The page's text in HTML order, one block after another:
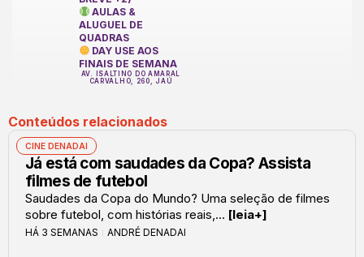
AULAS &
ALUGUEL DE
QUADRAS
DAY USE AOS
FINAIS DE SEMANA
AV. ISALTINO DO AMARAL
CARVALHO, 260, JAÚ
Conteúdos relacionados
CINE DENADAI
Já está com saudades da Copa? Assista
filmes de futebol
Saudades da Copa do Mundo? Uma seleção de filmes
sobre futebol, com histórias reais,... [leia+]
HÁ 3 SEMANAS ANDRÉ DENADAI